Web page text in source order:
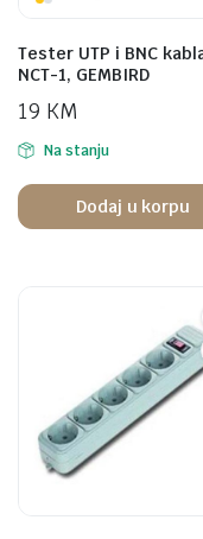
Tester UTP i BNC
NCT-1, GEMBIRD
19 KM
Na stanju
Dodaj u korpu